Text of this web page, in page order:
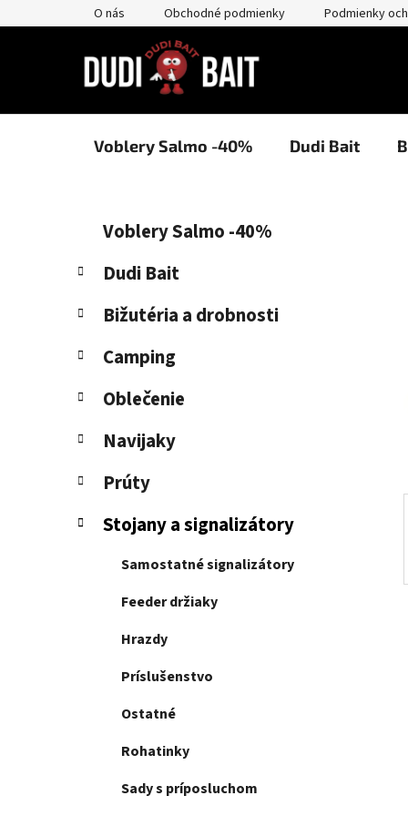
na
O nás Obchodné podmienky Podmienky
Voblery Salmo -40% Dudi Bait
č
ý
a
n
l
Preskočiť
kategórie
e
ó
i
Voblery Salmo -40%
Dudi Bait
Bižutéria a drobnosti
Camping
Oblečenie
Navijaky
Prúty
Stojany a signalizátory
Samostatné signalizátory
Feeder držiaky
Hrazdy
Príslušenstvo
Ostatné
Rohatinky
Sady s príposluchom